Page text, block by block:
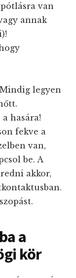
van
annak
Mindig legyen
a hasára!
fekve a
van,
be. A
akkor,
a
kör